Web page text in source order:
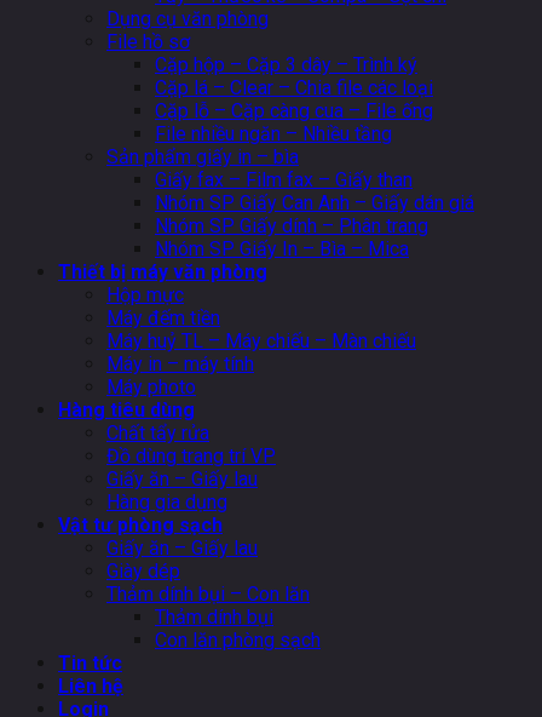
Dụng cụ văn phòng
File hồ sơ
Cặp hộp – Cặp 3 dây – Trình ký
Cặp lá – Clear – Chia file các loại
Cặp lỗ – Cặp càng cua – File ống
File nhiều ngăn – Nhiều tầng
Sản phẩm giấy in – bìa
Giấy fax – Film fax – Giấy than
Nhóm SP Giấy Can Anh – Giấy dán giá
Nhóm SP Giấy dính – Phân trang
Nhóm SP Giấy In – Bìa – Mica
Thiết bị máy văn phòng
Hộp mực
Máy đếm tiền
Máy huỷ TL – Máy chiếu – Màn chiếu
Máy in – máy tính
Máy photo
Hàng tiêu dùng
Chất tẩy rửa
Đồ dùng trang trí VP
Giấy ăn – Giấy lau
Hàng gia dụng
Vật tư phòng sạch
Giấy ăn – Giấy lau
Giày dép
Thảm dính bụi – Con lăn
Thảm dính bụi
Con lăn phòng sạch
Tin tức
Liên hệ
Login